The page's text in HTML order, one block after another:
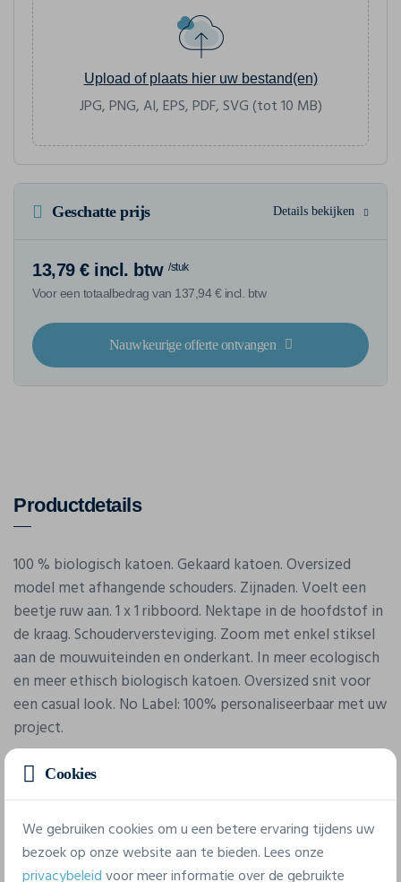
Upload of plaats hier uw bestand(en)
JPG, PNG, AI, EPS, PDF, SVG (tot 10 MB)
Geschatte prijs Details bekijken
13,79 € incl. btw /stuk
Voor een totaalbedrag van 137,94 € incl. btw
Nauwkeurige offerte ontvangen
Productdetails
100 % biologisch katoen. Gekaard katoen. Oversized
model met afhangende schouders. Zijnaden. Voelt een
beetje ruw aan. 1 x 1 ribboord. Nektape in de hoofdstof in
de kraag. Schouderversteviging. Zoom met enkel stiksel
aan de mouwuiteinden en onderkant. In meer ecologisch
en meer ethisch biologisch katoen. Oversized snit voor
een casual look. No Label: 100% personaliseerbaar met uw
project.
Cookies
We gebruiken cookies om u een betere ervaring tijdens uw
bezoek op onze website aan te bieden. Lees onze
privacybeleidvoor meer informatie over de gebruikte